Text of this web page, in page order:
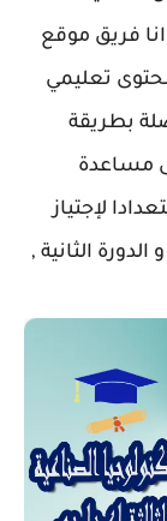
فريق موقع
تعليمي
بطريقة
مساعدة
لإجتياز
الثانية ,